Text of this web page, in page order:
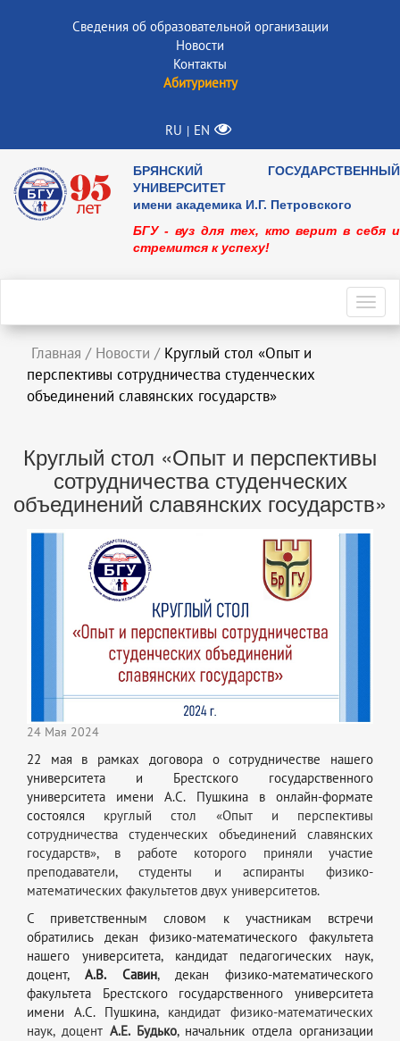
Сведения об образовательной организации
Новости
Контакты
Абитуриенту
RU | EN
БРЯНСКИЙ ГОСУДАРСТВЕННЫЙ
УНИВЕРСИТЕТ
имени академика И.Г. Петровского
БГУ - вуз для тех, кто верит в себя и
стремится к успеху!
Главная / Новости / Круглый стол «Опыт и
перспективы сотрудничества студенческих
объединений славянских государств»
Круглый стол «Опыт и перспективы
сотрудничества студенческих
объединений славянских государств»
24 Мая 2024
22 мая в рамках договора о сотрудничестве нашего
университета и Брестского государственного
университета имени А.С. Пушкина в онлайн-формате
состоялся круглый стол «Опыт и перспективы
сотрудничества студенческих объединений славянских
государств», в работе которого приняли участие
преподаватели, студенты и аспиранты физико-
математических факультетов двух университетов.
С приветственным словом к участникам встречи
обратились декан физико-математического факультета
нашего университета, кандидат педагогических наук,
доцент,А.В. Савин, декан физико-математического
факультета Брестского государственного университета
имени А.С. Пушкина, кандидат физико-математических
наук, доцентА.Е. Будько, начальник отдела организации